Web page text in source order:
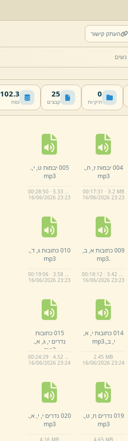
העתק קישור
0
תיקיות
25
קבצים
102.3 MB
נפח
004 יבמות ז, ח,.
mp3
00:17:31 · 3.2 MB
16/06/2026 23:23
005 יבמות ט, י,.
mp3
00:28:50 · 5.33 MB
16/06/2026 23:23
009 כתובות א,
ב,
.
mp3
00:18:12 · 3.42 MB
16/06/2026 23:23
010 כתובות ג, ד,.
mp3
00:19:06 · 3.58 MB
16/06/2026 23:23
014 כתובות י,
א,
י, ב,.
mp3
2.45 MB
16/06/2026 23:24
015 כתובות
נדרים י, ג, א,.
mp3
00:24:29 · 4.52 MB
16/06/2026 23:24
019 נדרים ח, ט,.
mp3
4. 65 MB
020 נדרים י, י, א,.
mp3
4. 16 MB